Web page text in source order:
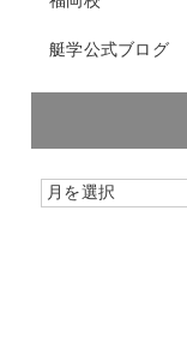
艇学公式ブログ